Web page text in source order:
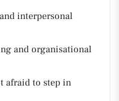
interpersonal
and organisational
afraid to step in